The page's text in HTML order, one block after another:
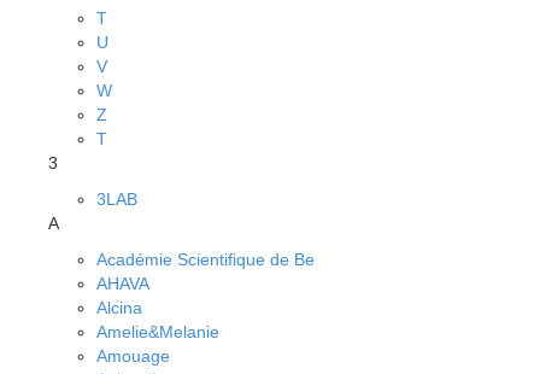
T
U
V
W
Z
Т
3
3LAB
A
Académie Scientifique de Be
AHAVA
Alcina
Amelie&Melanie
Amouage